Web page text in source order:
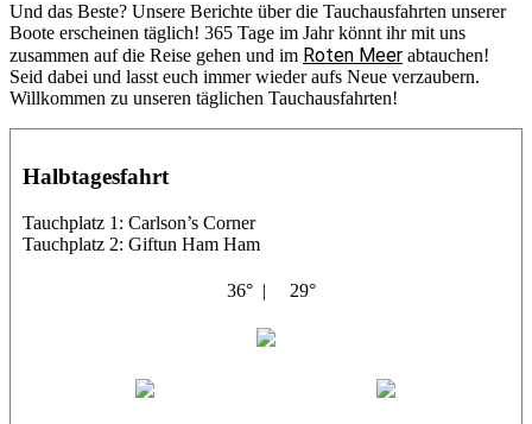
Und das Beste? Unsere Berichte über die Tauchausfahrten unserer
Boote erscheinen täglich! 365 Tage im Jahr könnt ihr mit uns
zusammen auf die Reise gehen und im Roten Meer abtauchen!
Seid dabei und lasst euch immer wieder aufs Neue verzaubern.
Willkommen zu unseren täglichen Tauchausfahrten!
Halbtagesfahrt
Tauchplatz 1: Carlson’s Corner
Tauchplatz 2: Giftun Ham Ham
36° | 29°